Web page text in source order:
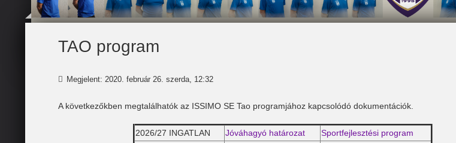
TAO program
Megjelent: 2020. február 26. szerda, 12:32
A következőkben megtalálhatók az ISSIMO SE Tao programjához kapcsolódó dokumentációk.
2026/27 INGATLAN Jóváhagyó határozat
Sportfejlesztési program